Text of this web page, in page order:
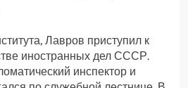
Лавров приступил к
иностранных дел СССР.
инспектор и